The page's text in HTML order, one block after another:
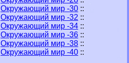
Окружающий мир -30 ::
Окружающий мир -32 ::
Окружающий мир -34 ::
Окружающий мир -36 ::
Окружающий мир -38 ::
Окружающий мир -40 ::